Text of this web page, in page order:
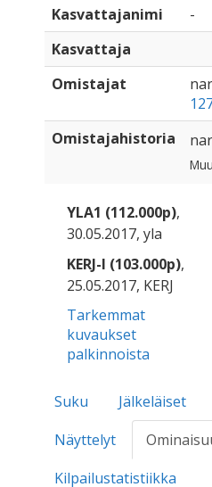
Kasvattajanimi
-
Kasvattaja
Omistajat
Omistajahistoria
YLA1 (112.000p),
30.05.2017, yla
KERJ-I (103.000p),
25.05.2017, KERJ
Tarkemmat
kuvaukset
palkinnoista
Suku Jälkeläiset
Näyttelyt
Kilpailustatistiikka